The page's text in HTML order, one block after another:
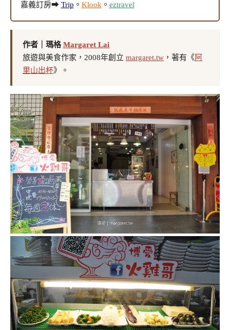
嘉義訂房➡ Trip 。 Klook。 eztravel
作者｜瑪格Margaret Lai
旅遊與美食作家，2008年創立 margaret.tw ，著有《阿
里山出杯》。